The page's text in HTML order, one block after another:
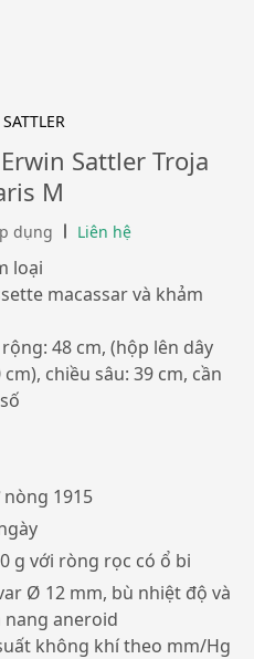
Sattler Troja
M
dụng Liên hệ
loại
macassar và khảm
48 cm, (hộp lên dây
chiều sâu: 39 cm, cần
1915
g với ròng rọc có ổ bi
Ø 12 mm, bù nhiệt độ và
nang aneroid
không khí theo mm/Hg